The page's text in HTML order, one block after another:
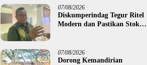
07/08/2026
Diskumperindag Tegur Ritel
Modern dan Pastikan Stok
07/08/2026
Dorong Kemandirian